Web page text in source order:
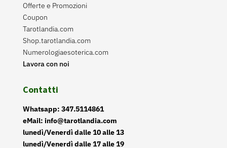
Offerte e Promozioni
Coupon
Tarotlandia.com
Shop.tarotlandia.com
Numerologiaesoterica.com
Lavora con noi
Contatti
Whatsapp: 347.5114861
eMail: info@tarotlandia.com
lunedì/Venerdì dalle 10 alle 13
lunedì/Venerdì dalle 17 alle 19